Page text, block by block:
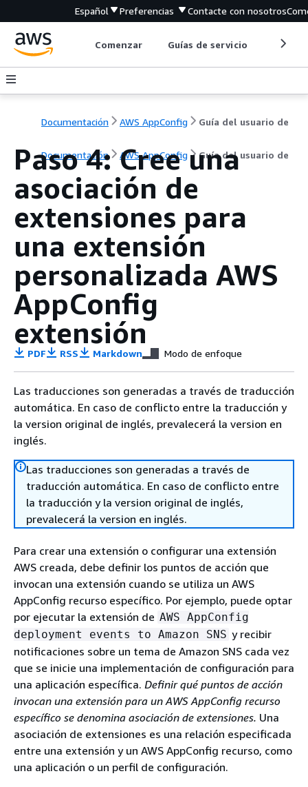
Español Preferencias Contacte con nosotros
Comenzar Guías de servicio
Documentación AWS AppConfig Guía del usuario de
Documentación AWS AppConfig Guía del usuario de
Paso 4: Cree una
asociación de
extensiones para
una extensión
personalizada AWS
AppConfig
extensión
PDF RSS Markdown Modo de enfoque
Las traducciones son generadas a través de traducción
automática. En caso de conflicto entre la traducción y
la version original de inglés, prevalecerá la version en
inglés.
Las traducciones son generadas a través de
traducción automática. En caso de conflicto entre
la traducción y la version original de inglés,
prevalecerá la version en inglés.
Para crear una extensión o configurar una extensión
AWS creada, debe definir los puntos de acción que
invocan una extensión cuando se utiliza un AWS
AppConfig recurso específico. Por ejemplo, puede optar
por ejecutar la extensión de AWS AppConfig
deployment events to Amazon SNS y recibir
notificaciones sobre un tema de Amazon SNS cada vez
que se inicie una implementación de configuración para
una aplicación específica. Definir qué puntos de acción
invocan una extensión para un AWS AppConfig recurso
específico se denomina asociación de extensiones. Una
asociación de extensiones es una relación especificada
entre una extensión y un AWS AppConfig recurso, como
una aplicación o un perfil de configuración.